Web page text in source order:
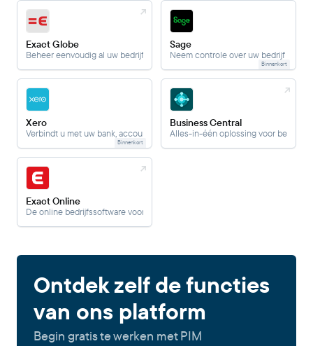
Exact Globe
Beheer eenvoudig al uw bedrijfsprocessen vanuit één systeem
Binnenkort
Sage
Neem controle over uw bedrijf en
Binnenkort
Xero
Verbindt u met uw bank, accountant, boekhouder en andere zakelijke apps.
Business Central
Alles-in-één oplossing voor
Exact Online
De online bedrijfssoftware voor ondernemers en accountants.
Ontdek zelf de functies
van ons platform
Begin gratis te werken met PIM